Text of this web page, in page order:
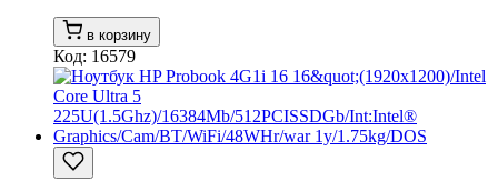
в корзину
Код: 16579